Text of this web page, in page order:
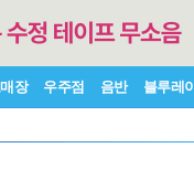
장 우주점 음반 블루레이